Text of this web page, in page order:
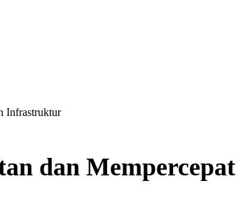
Infrastruktur
dan Mempercepat